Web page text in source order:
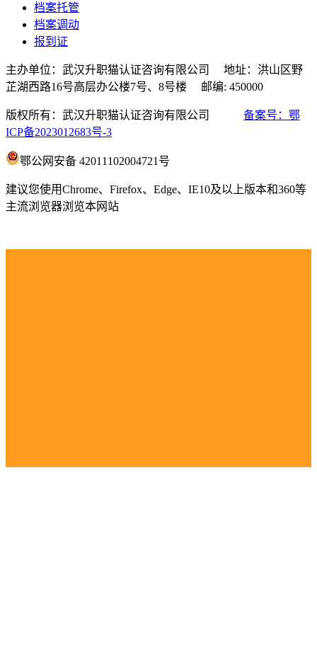
档案托管
档案调动
报到证
主办单位：武汉升职猫认证咨询有限公司 地址：洪山区野
芷湖西路16号高层办公楼7号、8号楼 邮编: 450000
版权所有：武汉升职猫认证咨询有限公司 备案号：鄂
ICP备2023012683号-3
鄂公网安备 42011102004721号
建议您使用Chrome、Firefox、Edge、IE10及以上版本和360等
主流浏览器浏览本网站